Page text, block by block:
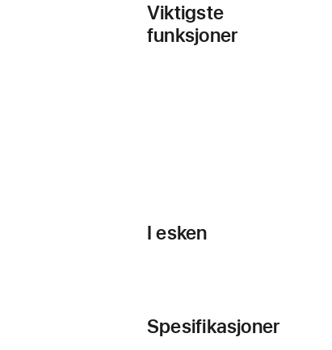
Viktigste
funksjoner
I esken
Spesifikasjoner